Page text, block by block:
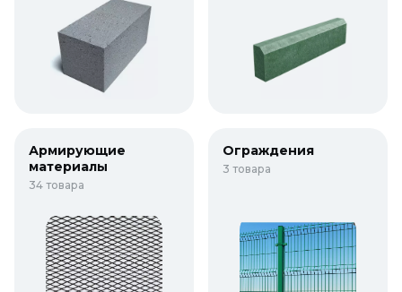
Армирующие
материалы
34 товара
Ограждения
3 товара